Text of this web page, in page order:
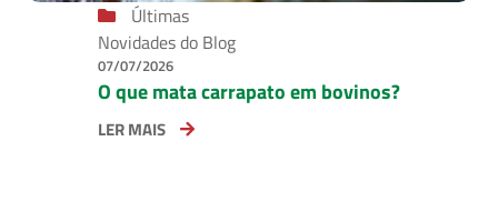
Últimas
Novidades do Blog
07/07/2026
O que mata carrapato em bovinos?
LER MAIS